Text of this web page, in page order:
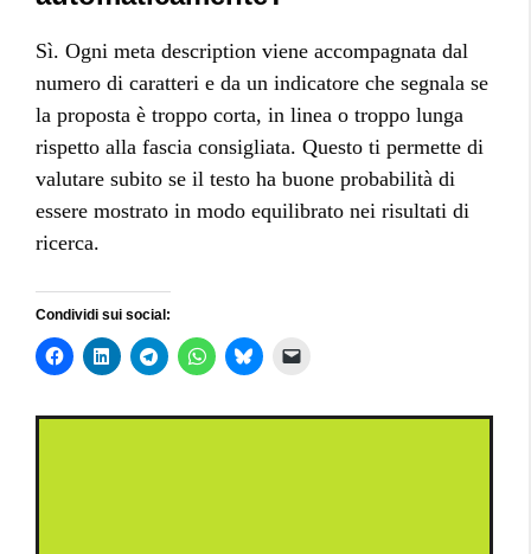
Sì. Ogni meta description viene accompagnata dal
numero di caratteri e da un indicatore che segnala se
la proposta è troppo corta, in linea o troppo lunga
rispetto alla fascia consigliata. Questo ti permette di
valutare subito se il testo ha buone probabilità di
essere mostrato in modo equilibrato nei risultati di
ricerca.
Condividi sui social: